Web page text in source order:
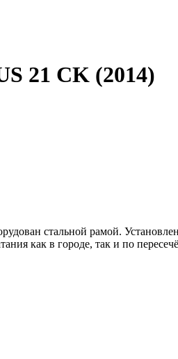
21 CK (2014)
стальной рамой.
как в городе, так и по